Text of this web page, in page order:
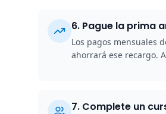
6. Pague la prima
Los pagos mensuales
ahorrará ese recargo.
7. Complete un